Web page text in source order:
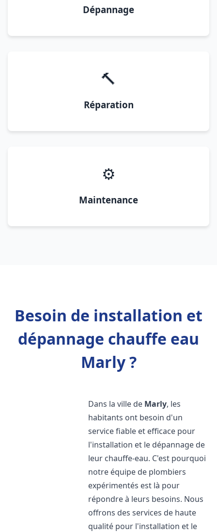
Dépannage
🔨
Réparation
⚙️
Maintenance
Besoin de installation et
dépannage chauffe eau
Marly ?
Dans la ville de Marly, les
habitants ont besoin d'un
service fiable et efficace pour
l'installation et le dépannage de
leur chauffe-eau. C'est pourquoi
notre équipe de plombiers
expérimentés est là pour
répondre à leurs besoins. Nous
offrons des services de haute
qualité pour l'installation et le